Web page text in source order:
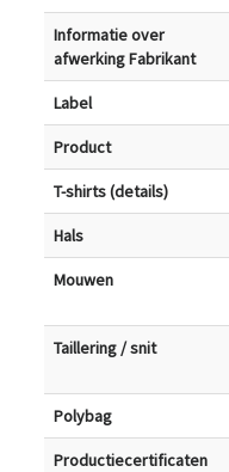
Informatie over
afwerking Fabrikant
Label
Product
T-shirts (details)
Hals
Mouwen
Taillering / snit
Polybag
Productiecertificaten